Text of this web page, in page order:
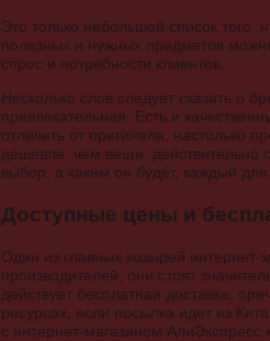
Это только небольшой список того,
полезных и нужных предметов
спрос и потребности клиентов.
Несколько слов следует сказать о
привлекательная. Есть и
отличить от оригинала, настолько
дешевле, чем вещи, действительно
выбор, а каким он будет, каждый
Доступные цены и
Один из главных козырей
производителей, они стоят
действует бесплатная доставка,
ресурсах, если посылка идет из
с интернет-магазином АлиЭкспресс